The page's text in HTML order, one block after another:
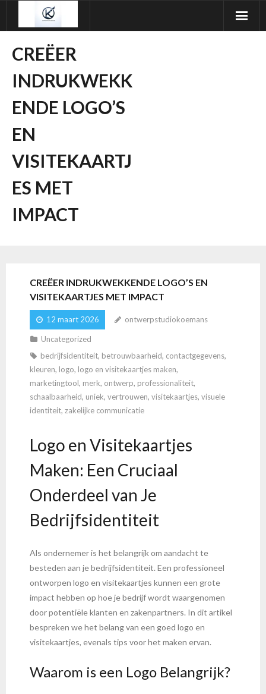
inhoudCREËER
INDRUKWEKK
ENDE LOGO’S
EN
VISITEKAARTJ
ES MET
IMPACT
CREËER INDRUKWEKKENDE LOGO’S EN
VISITEKAARTJES MET IMPACT
12 maart 2026 ontwerpstudiokoemans
Uncategorized
bedrijfsidentiteit, betrouwbaarheid, contactgegevens,
kleuren, logo, logo en visitekaartjes maken,
marketingtool, merk, ontwerp, professionaliteit,
schaalbaarheid, uniek, vertrouwen, visitekaartjes, visuele
identiteit, zakelijke communicatie
Logo en Visitekaartjes
Maken: Een Cruciaal
Onderdeel van Je
Bedrijfsidentiteit
Als ondernemer is het belangrijk om aandacht te
besteden aan je bedrijfsidentiteit. Een professioneel
ontworpen logo en visitekaartjes kunnen een grote
impact hebben op hoe je bedrijf wordt waargenomen
door potentiële klanten en zakenpartners. In dit artikel
bespreken we het belang van een goed logo en
visitekaartjes, evenals tips voor het maken ervan.
Waarom is een Logo Belangrijk?